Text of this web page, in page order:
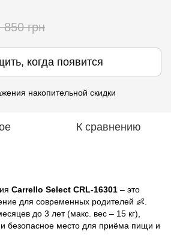
850 грн
когда появится
накопительной скидки
К сравнению
Carrello Select CRL-16301 – это
для современных родителей 👶.
до 3 лет (макс. вес – 15 кг),
безопасное место для приёма пищи и